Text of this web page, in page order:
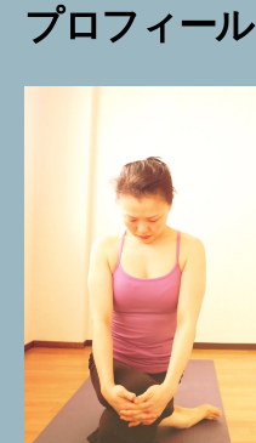
プロフィール